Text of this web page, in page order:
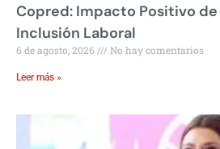
Copred: Impacto Positivo
Inclusión Laboral
6 de agosto, 2026 No hay comentarios
Leer más »